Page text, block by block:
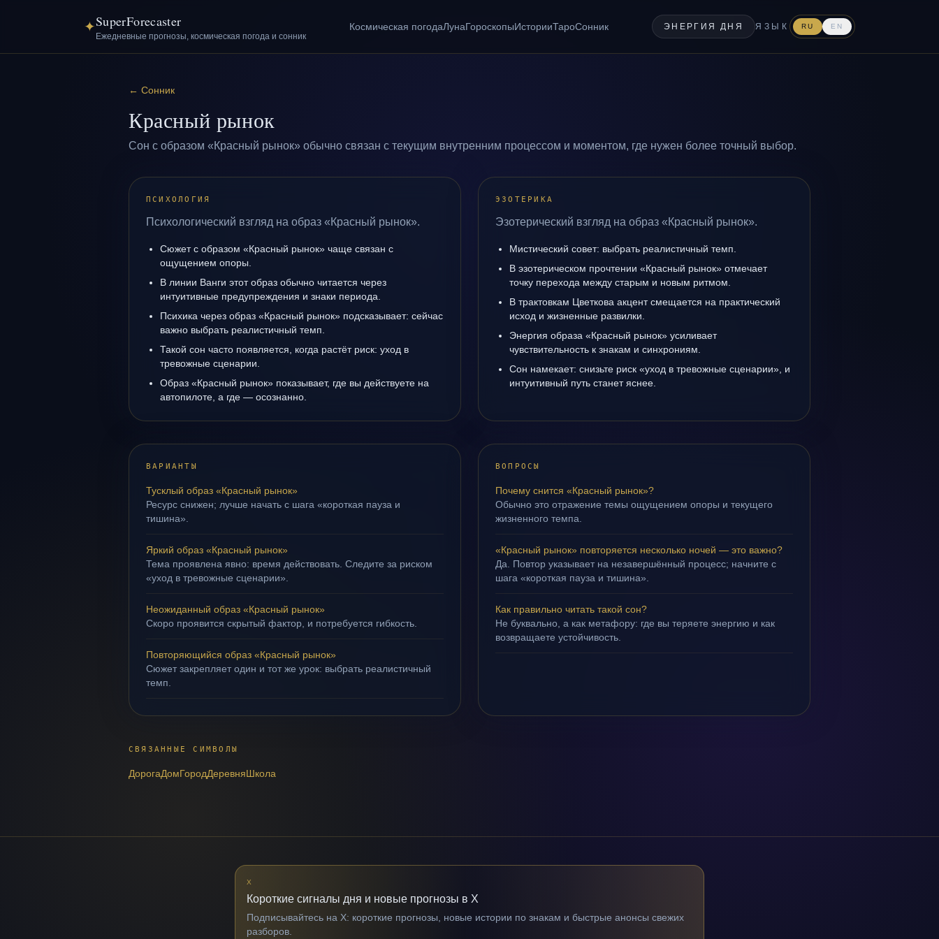
✦SuperForecaster
Ежедневные прогнозы, космическая погода и сонник
Космическая погодаЛунаГороскопыИсторииТароСонник ЭНЕРГИЯ ДНЯ ЯЗЫК RU EN
← Сонник
Красный рынок
Сон с образом «Красный рынок» обычно связан с текущим внутренним процессом и моментом, где нужен более точный выбор.
ПСИХОЛОГИЯ
Психологический взгляд на образ «Красный рынок».
Сюжет с образом «Красный рынок» чаще связан с
ощущением опоры.
В линии Ванги этот образ обычно читается через
интуитивные предупреждения и знаки периода.
Психика через образ «Красный рынок» подсказывает: сейчас
важно выбрать реалистичный темп.
Такой сон часто появляется, когда растёт риск: уход в
тревожные сценарии.
Образ «Красный рынок» показывает, где вы действуете на
автопилоте, а где — осознанно.
ЭЗОТЕРИКА
Эзотерический взгляд на образ «Красный рынок».
Мистический совет: выбрать реалистичный темп.
В эзотерическом прочтении «Красный рынок» отмечает
точку перехода между старым и новым ритмом.
В трактовкам Цветкова акцент смещается на практический
исход и жизненные развилки.
Энергия образа «Красный рынок» усиливает
чувствительность к знакам и синхрониям.
Сон намекает: снизьте риск «уход в тревожные сценарии», и
интуитивный путь станет яснее.
ВАРИАНТЫ
Тусклый образ «Красный рынок»
Ресурс снижен; лучше начать с шага «короткая пауза и
тишина».
Яркий образ «Красный рынок»
Тема проявлена явно: время действовать. Следите за риском
«уход в тревожные сценарии».
Неожиданный образ «Красный рынок»
Скоро проявится скрытый фактор, и потребуется гибкость.
Повторяющийся образ «Красный рынок»
Сюжет закрепляет один и тот же урок: выбрать реалистичный
темп.
ВОПРОСЫ
Почему снится «Красный рынок»?
Обычно это отражение темы ощущением опоры и текущего
жизненного темпа.
«Красный рынок» повторяется несколько ночей — это важно?
Да. Повтор указывает на незавершённый процесс; начните с
шага «короткая пауза и тишина».
Как правильно читать такой сон?
Не буквально, а как метафору: где вы теряете энергию и как
возвращаете устойчивость.
СВЯЗАННЫЕ СИМВОЛЫ
ДорогаДомГородДеревняШкола
X
Короткие сигналы дня и новые прогнозы в X
Подписывайтесь на X: короткие прогнозы, новые истории по знакам и быстрые анонсы свежих
разборов.